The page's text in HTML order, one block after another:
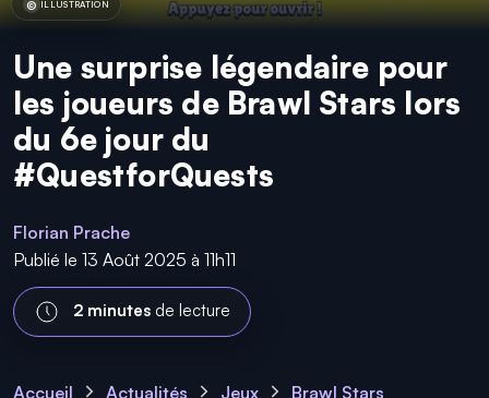
ILLUSTRATION
Une surprise légendaire pour
les joueurs de Brawl Stars lors
du 6e jour du
#QuestforQuests
Florian Prache
Publié le 13 Août 2025 à 11h11
2 minutes de lecture
Accueil Actualités Jeux Brawl Stars